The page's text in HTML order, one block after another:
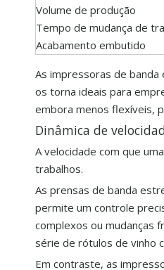
Volume de produção
Tempo de mudança de
Acabamento embutido
As impressoras de
os torna ideais para
embora menos flexíveis,
Dinâmica de
A velocidade com que
trabalhos.
As prensas de banda
permite um controle
complexos ou mudanças
série de rótulos de vinho
Em contraste, as